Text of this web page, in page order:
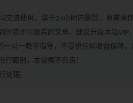
交流使用，请于24小时内删除，尊重原
费才可观看的文章，建议升级本站VIP
对一教学指导，不提供任何收益保障
行甄别，本站概不负责！
处理。